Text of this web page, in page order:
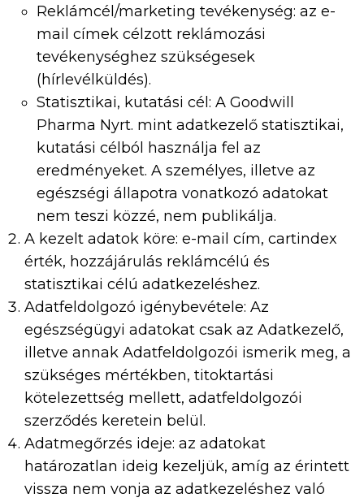
Reklámcél/marketing tevékenység: az e-
mail címek célzott reklámozási
tevékenységhez szükségesek
(hírlevélküldés).
Statisztikai, kutatási cél: A Goodwill
Pharma Nyrt. mint adatkezelő statisztikai,
kutatási célból használja fel az
eredményeket. A személyes, illetve az
egészségi állapotra vonatkozó adatokat
nem teszi közzé, nem publikálja.
A kezelt adatok köre: e-mail cím, cartindex
érték, hozzájárulás reklámcélú és
statisztikai célú adatkezeléshez.
Adatfeldolgozó igénybevétele: Az
egészségügyi adatokat csak az Adatkezelő,
illetve annak Adatfeldolgozói ismerik meg, a
szükséges mértékben, titoktartási
kötelezettség mellett, adatfeldolgozói
szerződés keretein belül.
Adatmegőrzés ideje: az adatokat
határozatlan ideig kezeljük, amíg az érintett
vissza nem vonja az adatkezeléshez való